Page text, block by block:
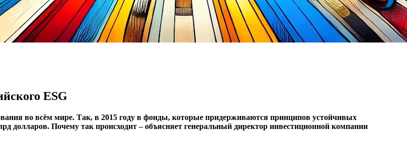
ESG
во всём мире. Так, в 2015 году в фонды, которые придерживаются принципов устойчивых
долларов. Почему так происходит – объясняет генеральный директор инвестиционной компании